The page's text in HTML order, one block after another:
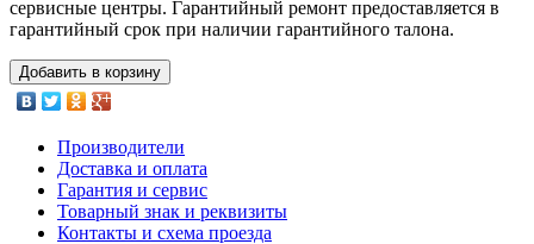
сервисные центры. Гарантийный ремонт предоставляется в
гарантийный срок при наличии гарантийного талона.
Добавить в корзину
Производители
Доставка и оплата
Гарантия и сервис
Товарный знак и реквизиты
Контакты и схема проезда